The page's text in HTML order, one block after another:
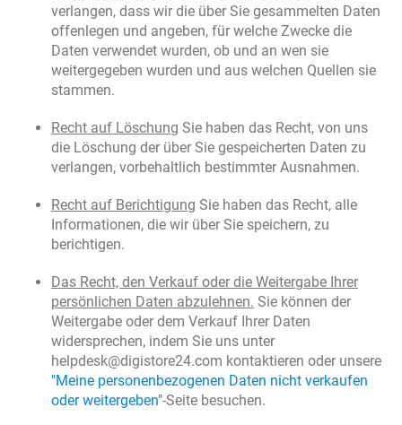
verlangen, dass wir die über Sie gesammelten Daten
offenlegen und angeben, für welche Zwecke die
Daten verwendet wurden, ob und an wen sie
weitergegeben wurden und aus welchen Quellen sie
stammen.
Recht auf Löschung Sie haben das Recht, von uns
die Löschung der über Sie gespeicherten Daten zu
verlangen, vorbehaltlich bestimmter Ausnahmen.
Recht auf Berichtigung Sie haben das Recht, alle
Informationen, die wir über Sie speichern, zu
berichtigen.
Das Recht, den Verkauf oder die Weitergabe Ihrer
persönlichen Daten abzulehnen. Sie können der
Weitergabe oder dem Verkauf Ihrer Daten
widersprechen, indem Sie uns unter
helpdesk@digistore24.com kontaktieren oder unsere
"Meine personenbezogenen Daten nicht verkaufen
oder weitergeben"-Seite besuchen.